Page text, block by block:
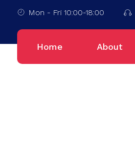
Mon - Fri 10:00-18:00
Home About